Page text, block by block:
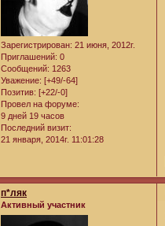
Зарегистрирован: 21 июня, 2012г.
Приглашений: 0
Сообщений: 1263
Уважение: [+49/-64]
Позитив: [+22/-0]
Провел на форуме:
9 дней 19 часов
Последний визит:
21 января, 2014г. 11:01:28
п*ляк
Активный участник